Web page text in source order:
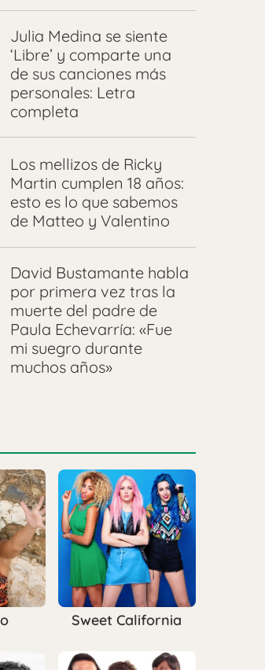
Julia Medina se siente
‘Libre’ y comparte una
de sus canciones más
personales: Letra
completa
Los mellizos de Ricky
Martin cumplen 18 años:
esto es lo que sabemos
de Matteo y Valentino
David Bustamante habla
por primera vez tras la
muerte del padre de
Paula Echevarría: «Fue
mi suegro durante
muchos años»
Sweet California